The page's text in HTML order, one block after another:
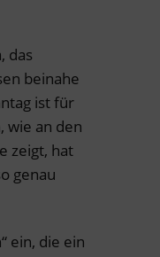
das
beinahe
ist für
wie an den
zeigt, hat
genau
ein, die ein